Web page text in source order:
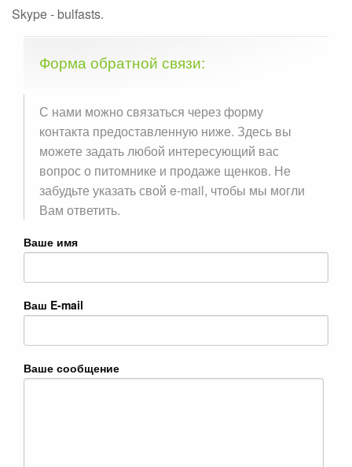
Skype - bulfasts.
Форма обратной связи:
С нами можно связаться через форму
контакта предоставленную ниже. Здесь вы
можете задать любой интересующий вас
вопрос о питомнике и продаже щенков. Не
забудьте указать свой e-mail, чтобы мы могли
Вам ответить.
Ваше имя
Ваш E-mail
Ваше сообщение